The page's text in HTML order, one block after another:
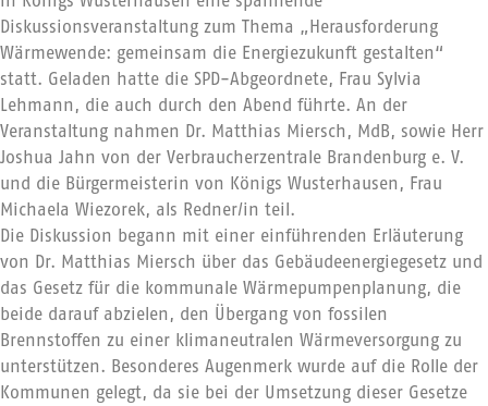
Diskussionsveranstaltung zum Thema „Herausforderung
Wärmewende: gemeinsam die Energiezukunft gestalten“
statt. Geladen hatte die SPD-Abgeordnete, Frau Sylvia
Lehmann, die auch durch den Abend führte. An der
Veranstaltung nahmen Dr. Matthias Miersch, MdB, sowie Herr
Joshua Jahn von der Verbraucherzentrale Brandenburg e. V.
und die Bürgermeisterin von Königs Wusterhausen, Frau
Michaela Wiezorek, als Redner/in teil.
Die Diskussion begann mit einer einführenden Erläuterung
von Dr. Matthias Miersch über das Gebäudeenergiegesetz und
das Gesetz für die kommunale Wärmepumpenplanung, die
beide darauf abzielen, den Übergang von fossilen
Brennstoffen zu einer klimaneutralen Wärmeversorgung zu
unterstützen. Besonderes Augenmerk wurde auf die Rolle der
Kommunen gelegt, da sie bei der Umsetzung dieser Gesetze